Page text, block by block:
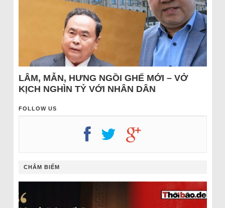
LÂM, MẪN, HƯNG NGỒI GHẾ MỚI – VỞ
KỊCH NGHÌN TỶ VỚI NHÂN DÂN
FOLLOW US
CHÂM BIẾM